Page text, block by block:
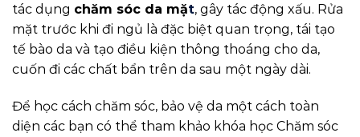
tác dụng chăm sóc da mặt, gây tác động xấu. Rửa
mặt trước khi đi ngủ là đặc biệt quan trọng, tái tạo
tế bào da và tạo điều kiện thông thoáng cho da,
cuốn đi các chất bẩn trên da sau một ngày dài.
Để học cách chăm sóc, bảo vệ da một cách toàn
diện các bạn có thể tham khảo khóa học Chăm sóc